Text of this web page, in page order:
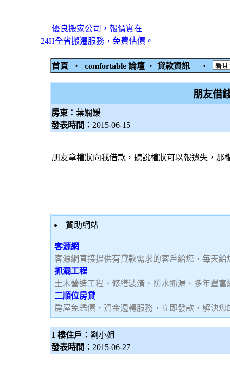
優良搬家公司，報價實在
24H全省搬遷服務，免費估價。
首頁 ‧ comfortable 論壇 ‧ 貸款資訊 ‧
朋友借
房東： 葉嫻媛
發表時間： 2015-06-15
朋友拿權狀向我借款，聽說權狀可以報遺失，那
贊助網站
客源網
客源網直接提供有貸款需求的客戶給您，每天
抓漏工程
土木營造工程、修繕裝潢、防水抓漏、多年豐
二順位房貸
房屋免鑑價，資金週轉服務，立即發款，解決您
1 樓住戶： 劉小姐
發表時間： 2015-06-27